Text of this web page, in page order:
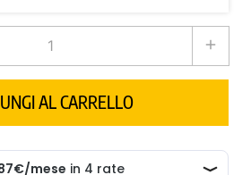
add
AL CARRELLO